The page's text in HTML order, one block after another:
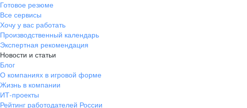
Готовое резюме
Все сервисы
Хочу у вас работать
Производственный календарь
Экспертная рекомендация
Новости и статьи
Блог
О компаниях в игровой форме
Жизнь в компании
ИТ-проекты
Рейтинг работодателей России